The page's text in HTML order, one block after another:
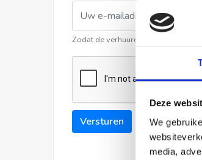
Deze
We
media,
Zodat de verhuurder contact met u
Versturen